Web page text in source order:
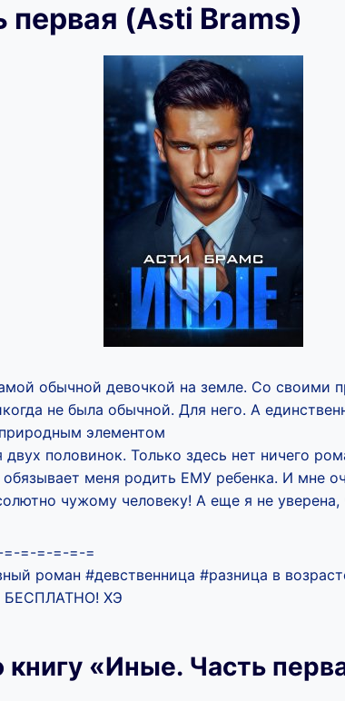
(Asti Brams)
обычной девочкой на земле. Со
не была обычной. Для него. А
элементом
половинок. Только здесь нет ничего
обязывает меня родить ЕМУ ребенка. И мне
чужому человеку! А еще я не уверена,
=-=-=-=-=
роман #девственница #разница в
БЕСПЛАТНО! ХЭ
«Иные. Часть